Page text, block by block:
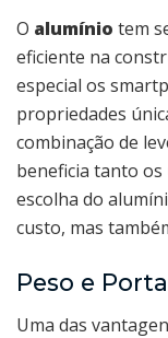
O alumínio tem
eficiente na
especial os
propriedades
combinação de
beneficia tanto
escolha do
custo, mas
Peso e
Uma das